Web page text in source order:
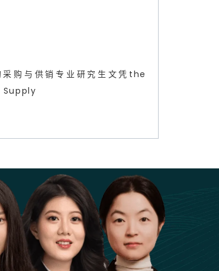
购与供销专业研究生文凭the